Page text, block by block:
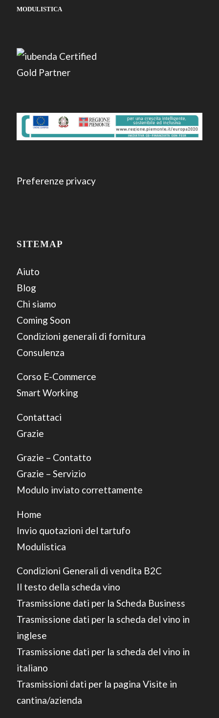
MODULISTICA
Preferenze privacy
SITEMAP
Aiuto
Blog
Chi siamo
Coming Soon
Condizioni generali di fornitura
Consulenza
Corso E-Commerce
Smart Working
Contattaci
Grazie
Grazie – Contatto
Grazie – Servizio
Modulo inviato correttamente
Home
Invio quotazioni del tartufo
Modulistica
Condizioni Generali di vendita B2C
Il testo della scheda vino
Trasmissione dati per la Scheda Business
Trasmissione dati per la scheda del vino in
inglese
Trasmissione dati per la scheda del vino in
italiano
Trasmissioni dati per la pagina Visite in
cantina/azienda